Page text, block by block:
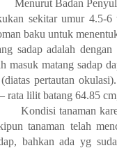
Badan
sekitar umur 4.5-
baku untuk
sadap adalah
masuk matang sadap
pertautan
rata lilit batang 64.85
tanaman karet
tanaman telah
bahkan ada yg